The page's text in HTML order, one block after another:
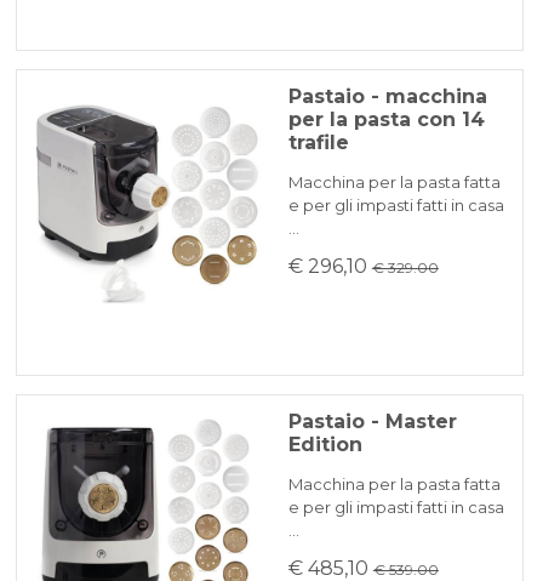
Pastaio - macchina
per la pasta con 14
trafile
Macchina per la pasta fatta
e per gli impasti fatti in casa
€ 296,10 € 329.00
Pastaio - Master
Edition
Macchina per la pasta fatta
e per gli impasti fatti in casa
€ 485,10 € 539.00